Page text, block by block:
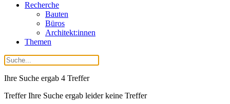
Recherche
Bauten
Büros
Architekt:innen
Themen
Ihre Suche ergab 4 Treffer
Treffer Ihre Suche ergab leider keine Treffer